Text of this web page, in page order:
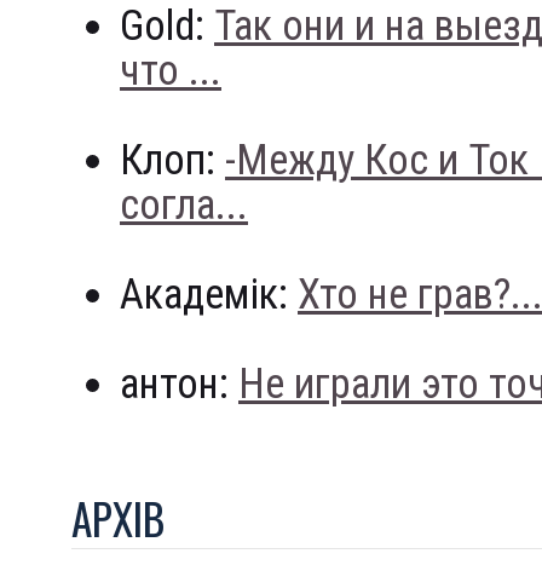
Gold: Так они и на
что ...
Клоп: -Между Кос и
согла...
Академік: Хто не грав?...
антон: Не играли это
АРХIВ